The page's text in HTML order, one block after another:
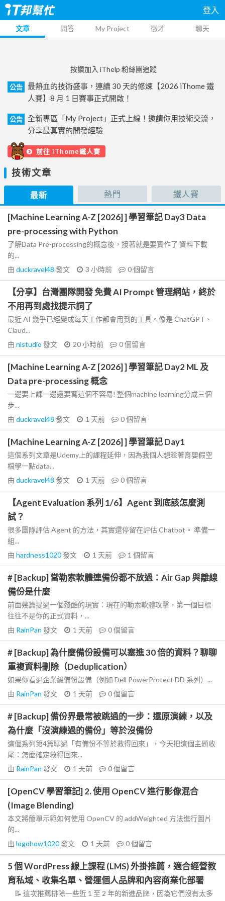
登入
文章 問答 My Project 徵才 聊天
按讚加入 iThelp 粉絲團追蹤
公告
最熱血的技術盛事，連續 30 天的修煉【2026 iThome 鐵
人賽】8 月 1 日賽事正式開啟！
公告
全新專區「My Project」正式上線！邀請你用技術交流，
分享最真實的開發經驗
前往 iThome鐵人賽
技術文章
最新 熱門 鐵人賽
[Machine Learning A-Z [2026] ] 學習筆記 Day3 Data
pre-processing with Python
了解Data Pre-processing的概念後，接著就是要實作了 資料下載
的...
由 duckravel48 發文 3 小時前 0個留言
【分享】台灣團隊開發 免費 AI Prompt 管理網站，終於
不用再到處找提示詞了
最近 AI 幾乎已經變成每天工作都會用到的工具。像是 ChatGPT、
Claud...
由 nlstudio 發文 20 小時前 0個留言
[Machine Learning A-Z [2026] ] 學習筆記 Day2 ML 及
Data pre-processing 概念
一邊要上課一邊還要寫這個不容易! 整個machine learning分成三個
步...
由 duckravel48 發文 1 天前 0個留言
[Machine Learning A-Z [2026] ] 學習筆記 Day1
這個系列文章是Udemy上的課程延伸，因為我個人想趁著育嬰假空
檔學一點data...
由 duckravel48 發文 1 天前 0個留言
【Agent Evaluation 系列 1/6】Agent 到底該怎麼測
試？
很多團隊評估 Agent 的方法，其實還停留在評估 Chatbot。 準備一
組...
由 hardness1020發文 1 天前 1 個留言
# [Backup] 當勒索軟體連備份都不放過：Air Gap 與離線
備份是什麼
前面幾篇提過一個殘酷的現實：現在的勒索軟體攻擊，第一個目標
往往不是你的正式資料，...
由 RainPan 發文 1 天前 0個留言
# [Backup] 為什麼備份設備可以塞進 30 倍的資料？聊聊
重複資料刪除（Deduplication）
如果你看過企業級備份設備（例如 Dell PowerProtect DD 系列）...
由 RainPan 發文 1 天前 0個留言
# [Backup] 備份界最常被跳過的一步：還原演練，以及
為什麼「沒演練過的備份」等於沒備份
這個系列第4篇聊過「有備份不等於救得回來」，今天把這個主題收
尾：怎麼確定救得回來...
由 RainPan 發文 1 天前 0個留言
[OpenCV 學習筆記] 2. 使用 OpenCV 進行影像混合
(Image Blending)
本文將簡單示範如何使用 OpenCV 的 addWeighted 方法進行圖片
的...
由 logohow1020發文 1 天前 0個留言
5 個 WordPress 線上課程 (LMS) 外掛推薦，適合經營教
育私域、收集名單、營運個人品牌和內容商業化部署
📝 這次推薦排除一些近 1 至 2 年的新進品牌，因為它們沒有太多